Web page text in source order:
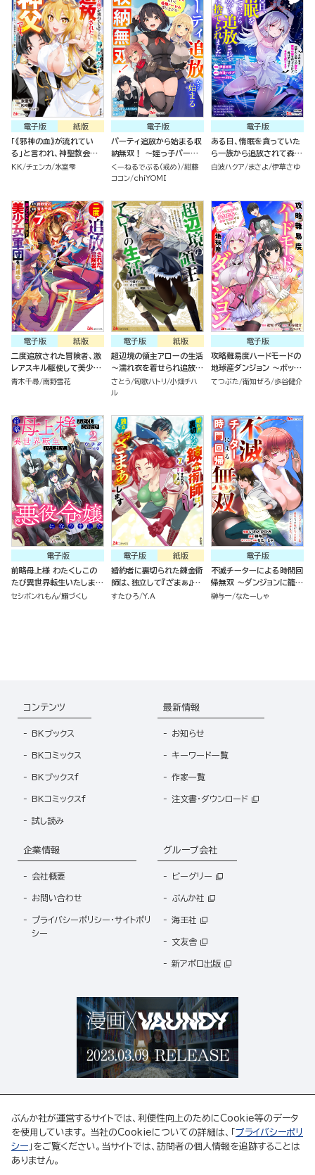
紙版
電子版
「《邪神の血》が流れてい
る」と言われ、神聖教会を
追放された神父です。 ～理
様も一緒についてきちゃい
ました～ コミック版（1）
KK チェンカ 氷室雫
電子版
パーティ追放から始まる収
納無双！ ～姪っ子パーテ
ィといく最強ハーレム成り
上がり～ コミック版（分冊
くーねるでぶる（戒め） 紺藤
ココン chiYOMI
電子版
ある日、惰眠を貪っていた
ら一族から追放されて森に
捨てられました そのまま
気にせず今日も眠ります
コミック版（6）
白波ハクア まさよ 伊草さゆ
紙版
電子版
二度追放された冒険者、激
レアスキル駆使して美少女
軍団を育成中！ コミック版
青木千尋 南野雪花
紙版
電子版
超辺境の領主アローの生活
～濡れ衣を着せられ追放さ
れましたが、二人の女神と
新生活を送ります～ コミッ
さとう 匈歌ハトリ 小畑チハ
ル
電子版
攻略難易度ハードモードの
地球産ダンジョン ～ボッチ
が異世界の少女たちと、余
てつぶた 衛知ぜろ 歩谷健介
電子版
前略母上様 わたくしこの
たび異世界転生いたしまし
て、悪役令嬢になりました
セシボンれもん 鰯づくし
紙版
電子版
婚約者に裏切られた錬金術
師は、独立して『ざまぁ』し
ます（7）
すたひろ Y.A
電子版
不滅チーターによる時間回
帰無双 ～ダンジョンに籠っ
て1万年。最弱だった俺が
榊与一 なたーしゃ
コンテンツ
BKブックス
BKコミックス
BKブックスf
BKコミックスf
試し読み
最新情報
お知らせ
キーワード一覧
作家一覧
注文書・ダウンロード
企業情報
会社概要
お問い合わせ
プライバシーポリシー・サイトポリ
シー
グループ会社
ビーグリー
ぶんか社
海王社
文友舎
新アポロ出版
ABJマークは、この電子書店・電子書籍配信サービスが、著作権者からコンテンツ使用許諾を
得た正規版配信サービスであることを示す登録商標(登録番号 第6091713号)です。
ぶんか社が運営するサイトでは、利便性向上のためにCookie等のデータ
を使用しています。 当社のCookieについての詳細は、「 プライバシーポリ
シー 」をご覧ください。当サイトでは、訪問者の個人情報を追跡することは
ありません。